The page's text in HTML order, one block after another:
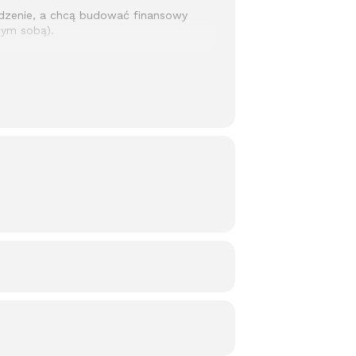
a chcą budować finansowy
sobą).